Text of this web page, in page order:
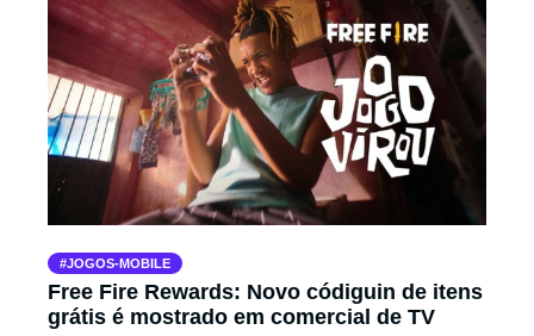
JOGOS-MOBILE
Free Fire Rewards: Novo códiguin de itens
grátis é mostrado em comercial de TV